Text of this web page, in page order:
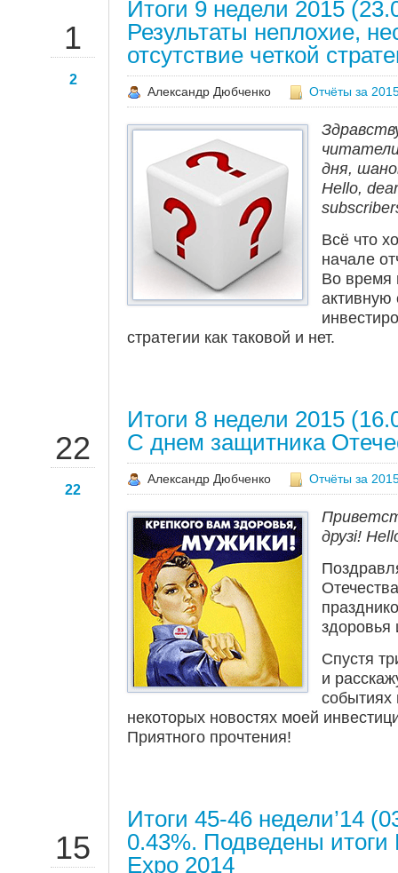
1
2
Итоги 9 недели 2015
Результаты неплохие,
отсутствие четкой
Александр Дюбченко Отчёты за
дня,
Hello,
Всё что
начале
Во время
активную
стратегии как таковой и нет.
22
22
Итоги 8 недели 2015
С днем защитника
Александр Дюбченко Отчёты за
друзі!
здоровья
Спустя
и
некоторых новостях моей
Приятного прочтения!
15
Итоги 45-46 недели’14
0.43%. Подведены итоги
Expo 2014